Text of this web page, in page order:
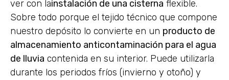
ver con lainstalación de una cisterna flexible.
Sobre todo porque el tejido técnico que compone
nuestro depósito lo convierte en un producto de
almacenamiento anticontaminación para el agua
de lluvia contenida en su interior. Puede utilizarla
durante los periodos fríos (invierno y otoño) y